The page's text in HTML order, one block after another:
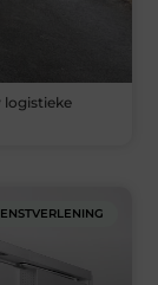
logistieke